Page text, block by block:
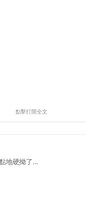
點擊打開全文
地硬拗了...